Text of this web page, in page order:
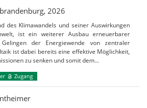
2026
des Klimawandels und seiner Auswirkungen
ist ein weiterer Ausbau erneuerbarer
der Energiewende von zentraler
ist dabei bereits eine effektive Möglichkeit,
zu senken und somit dem…
Zugang